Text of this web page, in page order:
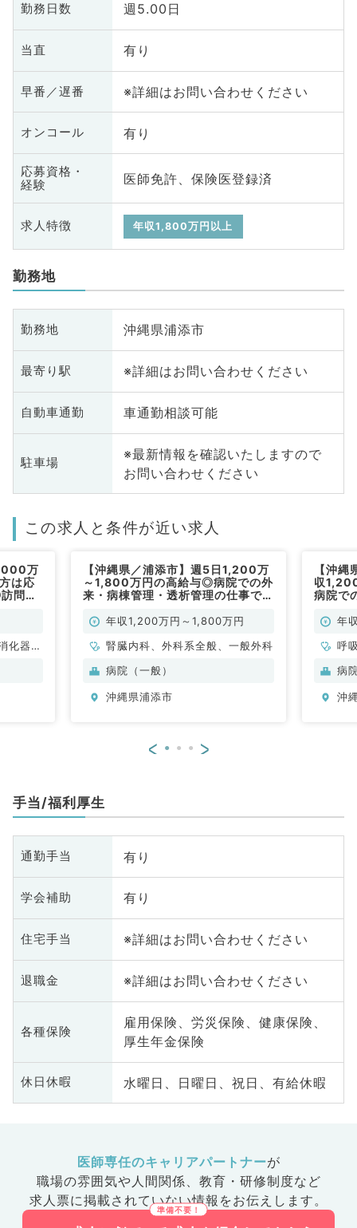
勤務日数 週5.00日
当直 有り
早番／遅番 ※詳細はお問い合わせください
オンコール 有り
応募資格・
経験
医師免許、保険医登録済
求人特徴 年収1,800万円以上
勤務地
勤務地 沖縄県浦添市
最寄り駅 ※詳細はお問い合わせください
自動車通勤 車通勤相談可能
駐車場
※最新情報を確認いたしますので
お問い合わせください
この求人と条件が近い求人
万
は応
問診
化器内
【沖縄県／浦添市】週5日1,200万
～1,800万円の高給与◎病院での外
来・病棟管理・透析管理の仕事です
年収1,200万円～1,800万円
腎臓内科、外科系全般、一般外科
病院（一般）
沖縄県浦添市
【沖
収
病院で
年
呼
科
病
沖
< >
手当/福利厚生
通勤手当 有り
学会補助 有り
住宅手当 ※詳細はお問い合わせください
退職金 ※詳細はお問い合わせください
各種保険
雇用保険、労災保険、健康保険、
厚生年金保険
休日休暇 水曜日、日曜日、祝日、有給休暇
医師専任のキャリアパートナーが
職場の雰囲気や人間関係、 教育・研修制度など
求人票に掲載されていない情報をお伝えします。